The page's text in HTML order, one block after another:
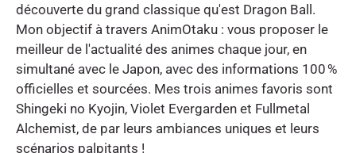
découverte du grand classique qu'est Dragon Ball.
Mon objectif à travers AnimOtaku : vous proposer le
meilleur de l'actualité des animes chaque jour, en
simultané avec le Japon, avec des informations 100 %
officielles et sourcées. Mes trois animes favoris sont
Shingeki no Kyojin, Violet Evergarden et Fullmetal
Alchemist, de par leurs ambiances uniques et leurs
scénarios palpitants !